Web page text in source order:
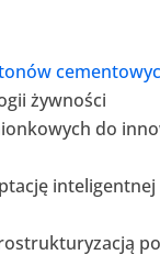
żywności
do